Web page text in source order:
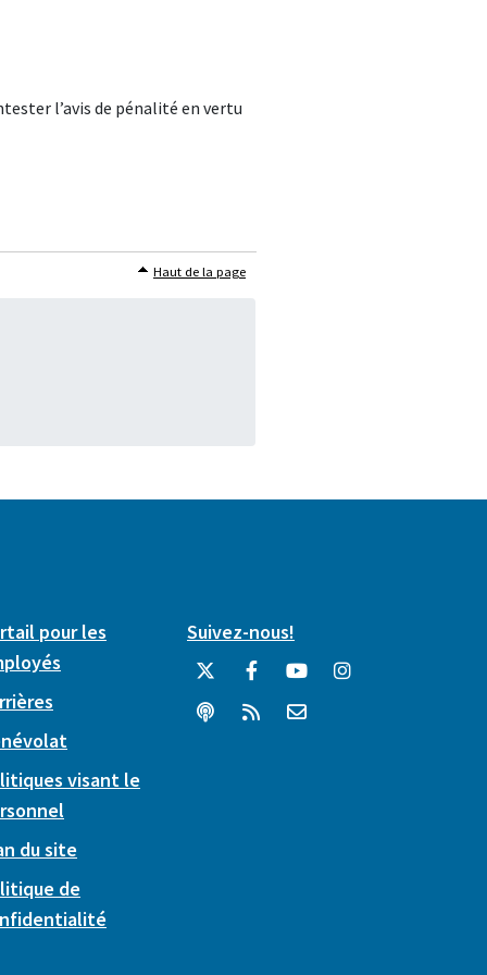
l’avis de pénalité en vertu
Haut de la page
pour les
visant le
du site
de
Suivez-nous!